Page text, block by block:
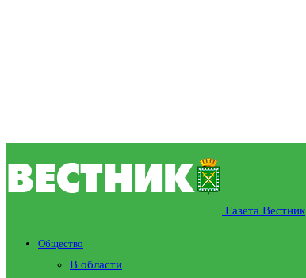
Газета Вестник
Общество
В области